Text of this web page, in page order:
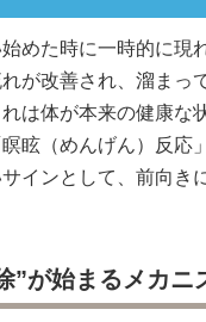
めた時に一時的に現
が改善され、溜まっ
は体が本来の健康な
眩（めんげん）反応
インとして、前向き
”が始まるメカニ